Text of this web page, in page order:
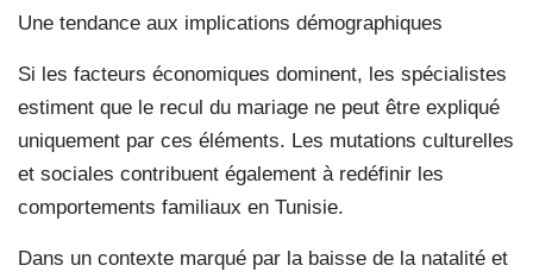
Une tendance aux implications démographiques
Si les facteurs économiques dominent, les spécialistes
estiment que le recul du mariage ne peut être expliqué
uniquement par ces éléments. Les mutations culturelles
et sociales contribuent également à redéfinir les
comportements familiaux en Tunisie.
Dans un contexte marqué par la baisse de la natalité et